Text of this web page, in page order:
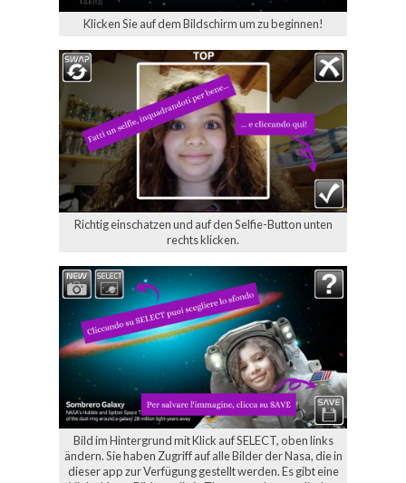
Klicken Sie auf dem Bildschirm um zu beginnen!
Richtig einschatzen und auf den Selfie-Button unten
rechts klicken.
Bild im Hintergrund mit Klick auf SELECT, oben links
ändern. Sie haben Zugriff auf alle Bilder der Nasa, die in
dieser app zur Verfügung gestellt werden. Es gibt eine